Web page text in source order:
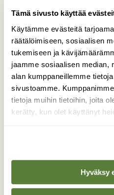
Tämä sivusto käyttää
Käytämme evästeitä
räätälöimiseen, sosiaalisen
tukemiseen ja
jaamme sosiaalisen median,
alan kumppaneillemme
sivustoamme.
tietoja muihin tietoihin, joita
kerätty, kun olet käyttänyt
Hyväksy
18: Mitä
kertoo